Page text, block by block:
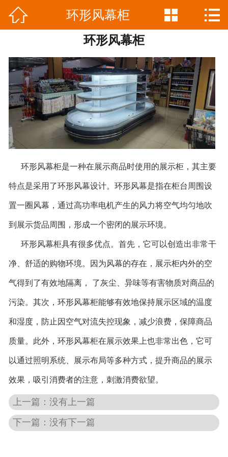
网站首页
产品中心
新闻资讯
工程案例
联系我们
 环形风幕柜  
环形风幕柜
环形风幕柜是一种在展示商品时使用的展示柜，其主要
特点是采用了环形风幕设计。环形风幕是指在柜台周围设
置一圈风幕，通过高功率电机产生的风力将空气均匀地吹
到展示货品周围，形成一个密闭的展示环境。
环形风幕柜具有很多优点。首先，它可以创造出非常干
净、舒适的购物环境。因为风幕的存在，展示柜内外的空
气得到了有效地隔离， 了灰尘、异味等有害物质对商品的
污染。其次，环形风幕柜能够有效地保持展示区域的温度
和湿度，防止因空气对流失控现象，减少浪费，保障商品
质量。此外，环形风幕柜在展示效果上也非常出色，它可
以通过照明系统、展示布局等多种方式，提升商品的展示
效果，吸引消费者的注意，刺激消费欲望。
上一篇：没有上一篇
下一篇：没有下一篇